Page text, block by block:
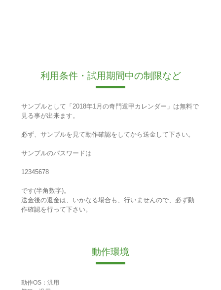
利用条件・試用期間中の制限など
サンプルとして「2018年1月の奇門遁甲カレンダー」は無料で
見る事が出来ます。
必ず、サンプルを見て動作確認をしてから送金して下さい。
サンプルのパスワードは
12345678
です(半角数字)。
送金後の返金は、いかなる場合も、行いませんので、必ず動
作確認を行って下さい。
動作環境
動作OS：汎用